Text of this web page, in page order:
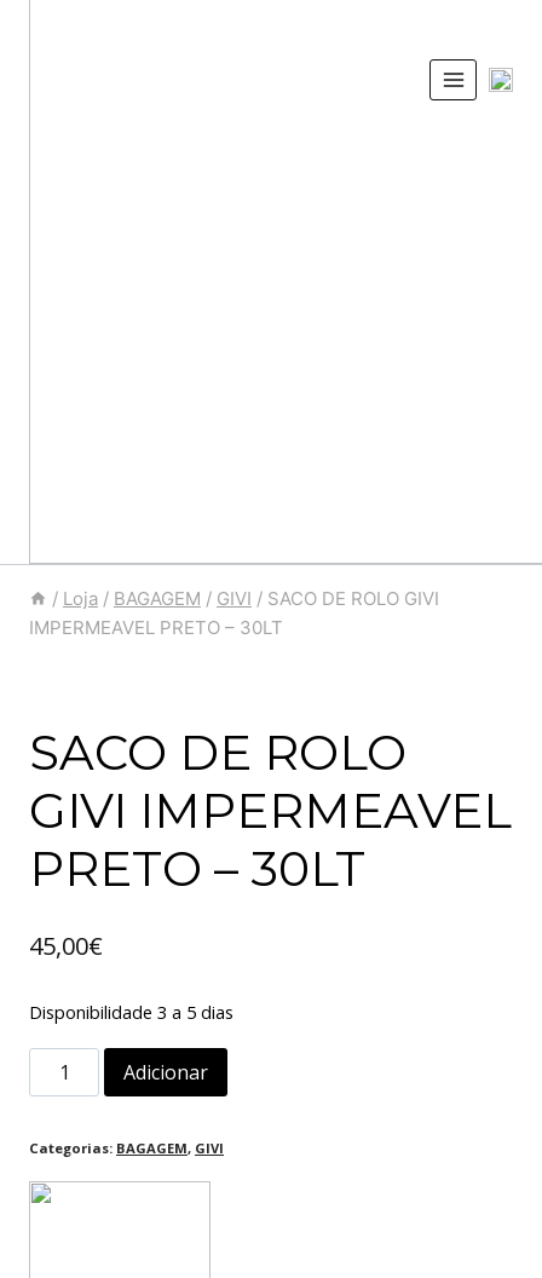
/ Loja / BAGAGEM / GIVI / SACO DE ROLO GIVI
IMPERMEAVEL PRETO – 30LT
SACO DE ROLO
GIVI IMPERMEAVEL
PRETO – 30LT
45,00€
Disponibilidade 3 a 5 dias
Quantidade
de
SACO
DE
Adicionar
Categorias: BAGAGEM, GIVI